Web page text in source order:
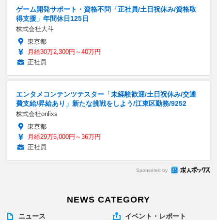
ゲーム開発サポート・資格不問「正社員/土日祝休み/資格取
得支援」年間休日125日
株式会社大斗
東京都
月給30万2,300円～40万円
正社員
エンタメコンテンツテスター「未経験歓迎/土日祝休み/交通
費支給/昇給あり」新たな挑戦をしよう/江東区勤務/9252
株式会社onlixs
東京都
月給29万5,000円～36万円
正社員
Sponsored by
NEWS CATEGORY
ニュース イベント・レポート